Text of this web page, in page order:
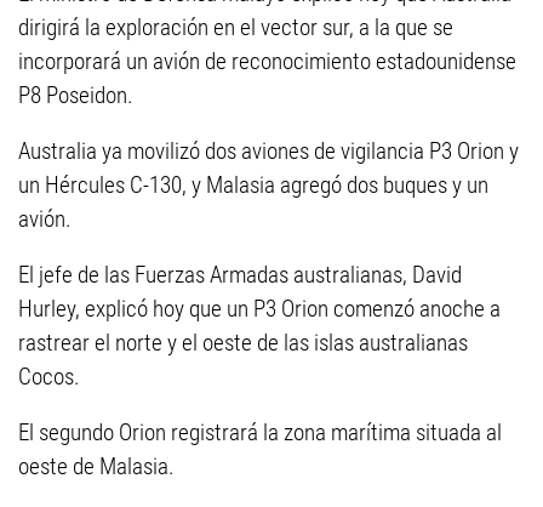
dirigirá la exploración en el vector sur, a la que se
incorporará un avión de reconocimiento estadounidense
P8 Poseidon.
Australia ya movilizó dos aviones de vigilancia P3 Orion y
un Hércules C-130, y Malasia agregó dos buques y un
avión.
El jefe de las Fuerzas Armadas australianas, David
Hurley, explicó hoy que un P3 Orion comenzó anoche a
rastrear el norte y el oeste de las islas australianas
Cocos.
El segundo Orion registrará la zona marítima situada al
oeste de Malasia.